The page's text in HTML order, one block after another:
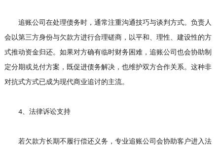
追账公司在处理债务时，通常注重沟通技巧与谈判方式。负责人
会以第三方身份与欠款方进行合理磋商，以平和、理性、建设性的方
式推动资金归还。如果对方确有临时财务困难，追账公司也会协助制
定分期或兑付方案，既促进债务解决，也维护双方合作关系。这种非
对抗式方式已成为现代商业追讨的主流。
4、法律诉讼支持
若欠款方长期不履行偿还义务，专业追账公司会协助客户进入法